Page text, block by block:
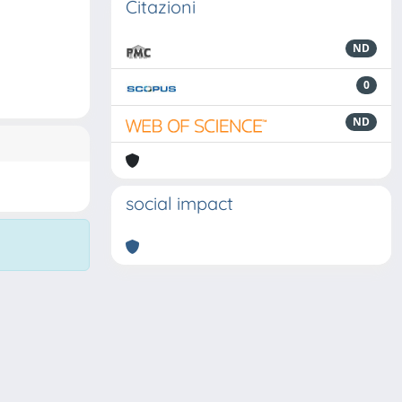
Citazioni
ND
0
ND
social impact